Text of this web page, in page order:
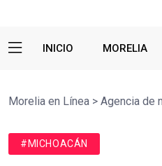
INICIO MORELIA
Morelia en Línea > Agencia de
#MICHOACÁN